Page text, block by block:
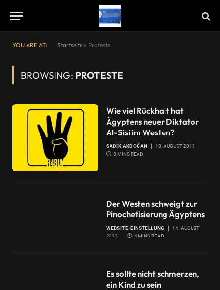
YOU ARE AT: Startseite » Proteste
BROWSING: PROTESTE
Wie viel Rückhalt hat
Ägyptens neuer Diktator
Al-Sisi im Westen?
SADIK AKDOĞAN
18. AUGUST 2013
8 MINS READ
Der Westen schweigt zur
Pinochetisierung Ägyptens
WEBSITE-EINSTELLUNG
14. AUGUST
2013
4 MINS READ
Es sollte nicht schmerzen,
ein Kind zu sein